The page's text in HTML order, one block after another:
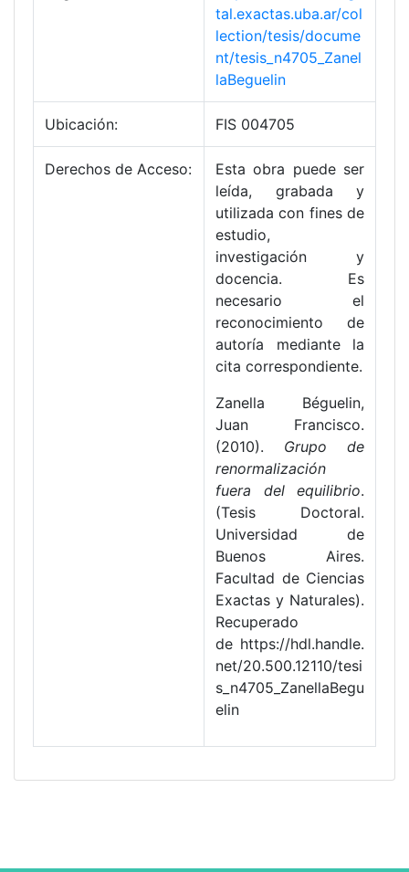
tal.exactas.uba.ar/col
lection/tesis/docume
nt/tesis_n4705_Zanel
laBeguelin
Ubicación: FIS 004705
Derechos de Acceso:
Esta obra puede ser
leída, grabada y
utilizada con fines de
estudio,
investigación y
docencia. Es
necesario el
reconocimiento de
autoría mediante la
cita correspondiente.
Zanella Béguelin,
Juan Francisco.
(2010). Grupo de
renormalización
fuera del equilibrio.
(Tesis Doctoral.
Universidad de
Buenos Aires.
Facultad de Ciencias
Exactas y Naturales).
Recuperado
de https://hdl.handle.
net/20.500.12110/tesi
s_n4705_ZanellaBegu
elin